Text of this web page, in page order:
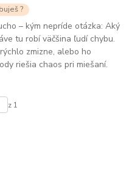
?
– kým nepríde otázka: Aký
tu robí väčšina ľudí chybu.
zmizne, alebo ho
riešia chaos pri miešaní.
z 1